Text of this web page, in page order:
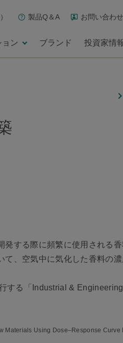
製品Q＆A お問い合わせ
ョン ブランド 投資家情
する際に頻繁に使用される
て、空気中に気化した香料の
する「Industrial &
Materials Using Dose–Response Curve